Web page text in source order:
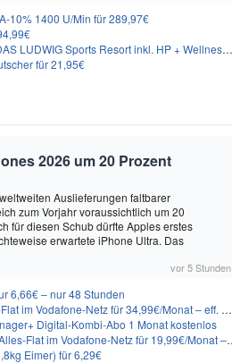
10% 1400 U/Min für 289,97€
Sports Resort inkl. HP + Wellness ab 174€ p.P.
für 21,95€
2026 um 20 Prozent
Auslieferungen faltbarer
zum Vorjahr voraussichtlich um 20
für diesen Schub dürfte Apples erstes
erwartete iPhone Ultra. Das
vor 5 Stunden
6,66€ – nur 48 Stunden
Netz für 34,99€/Monat – eff. 4,65€/Monat
Digital-Kombi-Abo 1 Monat kostenlos
Vodafone-Netz für 19,99€/Monat – eff. 0,61€/Monat
Eimer) für 6,29€